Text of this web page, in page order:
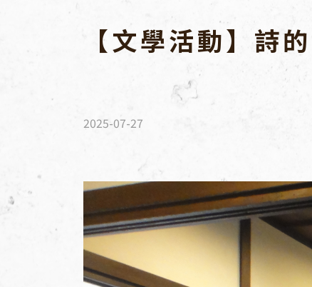
協會活動
【文學活動】詩
2025-07-27